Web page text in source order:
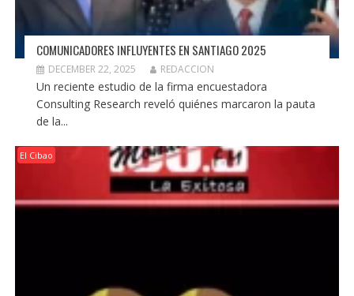
COMUNICADORES INFLUYENTES EN SANTIAGO 2025
DECEMBER 22, 2025 REDACCION
Un reciente estudio de la firma encuestadora
Consulting Research reveló quiénes marcaron la pauta
de la...
El Cibao